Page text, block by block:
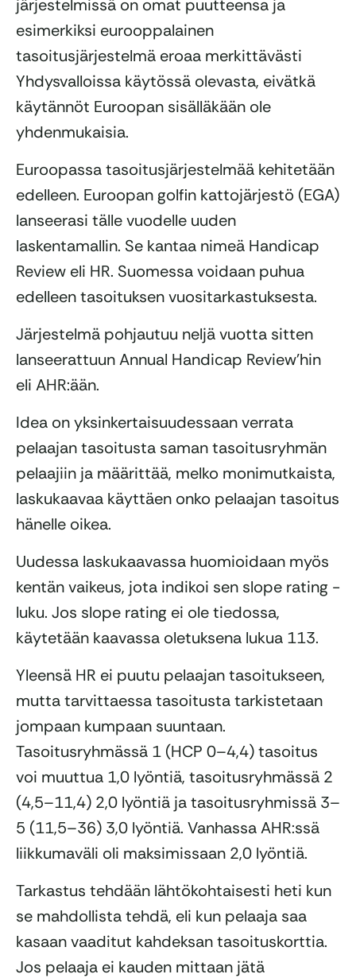
järjestelmissä on omat puutteensa ja
esimerkiksi eurooppalainen
tasoitusjärjestelmä eroaa merkittävästi
Yhdysvalloissa käytössä olevasta, eivätkä
käytännöt Euroopan sisälläkään ole
yhdenmukaisia.
Euroopassa tasoitusjärjestelmää kehitetään
edelleen. Euroopan golfin kattojärjestö (EGA)
lanseerasi tälle vuodelle uuden
laskentamallin. Se kantaa nimeä Handicap
Review eli HR. Suomessa voidaan puhua
edelleen tasoituksen vuositarkastuksesta.
Järjestelmä pohjautuu neljä vuotta sitten
lanseerattuun Annual Handicap Review’hin
eli AHR:ään.
Idea on yksinkertaisuudessaan verrata
pelaajan tasoitusta saman tasoitusryhmän
pelaajiin ja määrittää, melko monimutkaista,
laskukaavaa käyttäen onko pelaajan tasoitus
hänelle oikea.
Uudessa laskukaavassa huomioidaan myös
kentän vaikeus, jota indikoi sen slope rating -
luku. Jos slope rating ei ole tiedossa,
käytetään kaavassa oletuksena lukua 113.
Yleensä HR ei puutu pelaajan tasoitukseen,
mutta tarvittaessa tasoitusta tarkistetaan
jompaan kumpaan suuntaan.
Tasoitusryhmässä 1 (HCP 0–4,4) tasoitus
voi muuttua 1,0 lyöntiä, tasoitusryhmässä 2
(4,5–11,4) 2,0 lyöntiä ja tasoitusryhmissä 3–
5 (11,5–36) 3,0 lyöntiä. Vanhassa AHR:ssä
liikkumaväli oli maksimissaan 2,0 lyöntiä.
Tarkastus tehdään lähtökohtaisesti heti kun
se mahdollista tehdä, eli kun pelaaja saa
kasaan vaaditut kahdeksan tasoituskorttia.
Jos pelaaja ei kauden mittaan jätä